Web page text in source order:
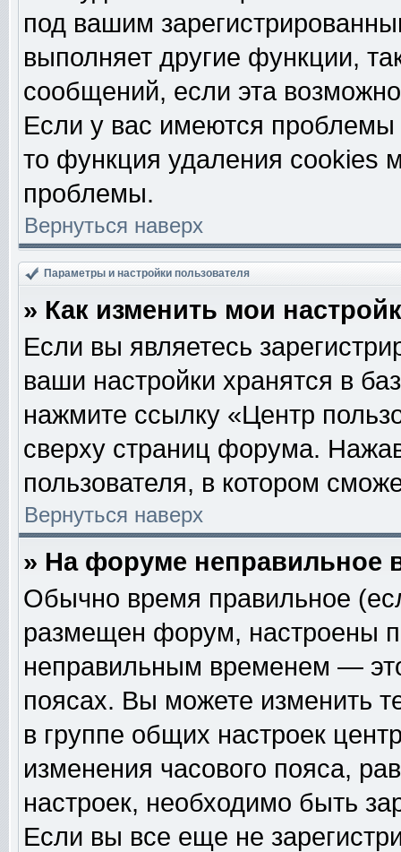
под вашим
выполняет другие функции,
сообщений, если эта
Если у вас имеются
то функция удаления cookies
проблемы.
Вернуться наверх
Параметры и настройки пользователя
» Как изменить мои
Если вы являетесь
ваши настройки хранятся в
нажмите ссылку «Центр
сверху страниц форума.
пользователя, в котором
Вернуться наверх
» На форуме неправильное
Обычно время правильное
размещен форум, настроены
неправильным временем —
поясах. Вы можете изменить
в группе общих настроек
изменения часового пояса,
настроек, необходимо быть
Если вы все еще не